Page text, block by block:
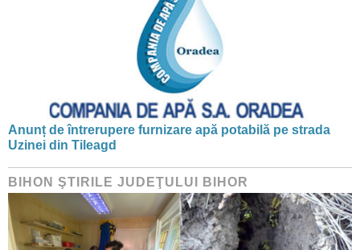
Anunț de întrerupere furnizare apă potabilă pe strada
Uzinei din Tileagd
BIHON ŞTIRILE JUDEŢULUI BIHOR